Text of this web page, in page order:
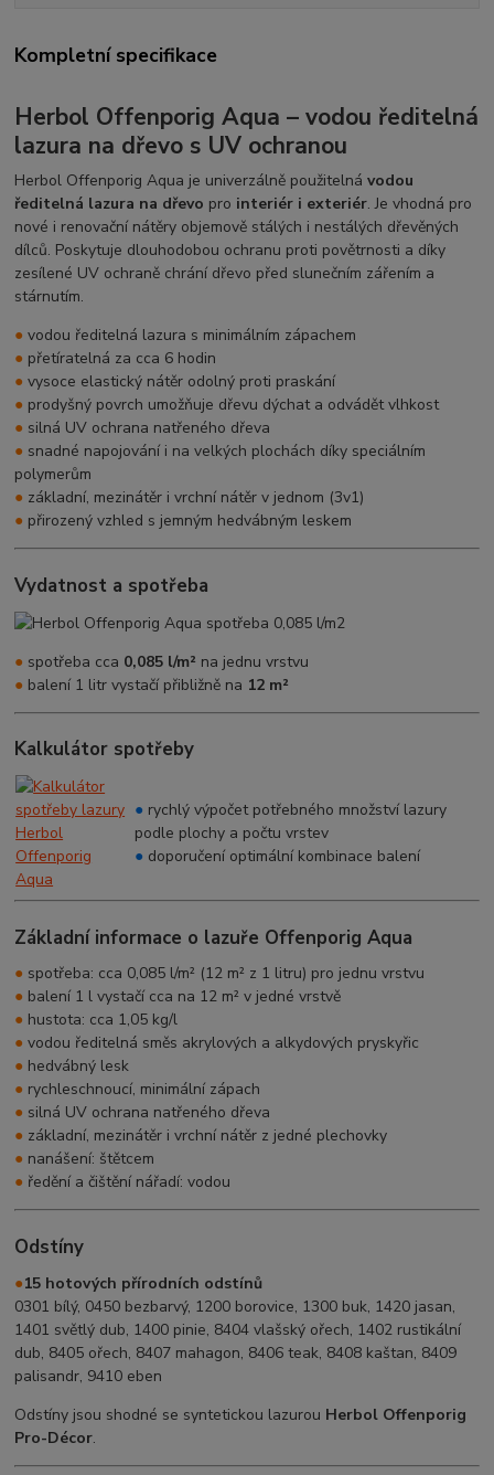
Kompletní specifikace
Herbol Offenporig Aqua – vodou ředitelná
lazura na dřevo s UV ochranou
Herbol Offenporig Aqua je univerzálně použitelnávodou
ředitelná lazura na dřevo pro interiér i exteriér. Je vhodná pro
nové i renovační nátěry objemově stálých i nestálých dřevěných
dílců. Poskytuje dlouhodobou ochranu proti povětrnosti a díky
zesílené UV ochraně chrání dřevo před slunečním zářením a
stárnutím.
● vodou ředitelná lazura s minimálním zápachem
● přetíratelná za cca 6 hodin
● vysoce elastický nátěr odolný proti praskání
● prodyšný povrch umožňuje dřevu dýchat a odvádět vlhkost
● silná UV ochrana natřeného dřeva
● snadné napojování i na velkých plochách díky speciálním
polymerům
● základní, mezinátěr i vrchní nátěr v jednom (3v1)
● přirozený vzhled s jemným hedvábným leskem
Vydatnost a spotřeba
● spotřeba cca 0,085 l/m² na jednu vrstvu
● balení 1 litr vystačí přibližně na 12 m²
Kalkulátor spotřeby
● rychlý výpočet potřebného množství lazury
podle plochy a počtu vrstev
● doporučení optimální kombinace balení
Základní informace o lazuře Offenporig Aqua
● spotřeba: cca 0,085 l/m² (12 m² z 1 litru) pro jednu vrstvu
● balení 1 l vystačí cca na 12 m² v jedné vrstvě
● hustota: cca 1,05 kg/l
● vodou ředitelná směs akrylových a alkydových pryskyřic
● hedvábný lesk
● rychleschnoucí, minimální zápach
● silná UV ochrana natřeného dřeva
● základní, mezinátěr i vrchní nátěr z jedné plechovky
● nanášení: štětcem
● ředění a čištění nářadí: vodou
Odstíny
●15 hotových přírodních odstínů
0301 bílý, 0450 bezbarvý, 1200 borovice, 1300 buk, 1420 jasan,
1401 světlý dub, 1400 pinie, 8404 vlašský ořech, 1402 rustikální
dub, 8405 ořech, 8407 mahagon, 8406 teak, 8408 kaštan, 8409
palisandr, 9410 eben
Odstíny jsou shodné se syntetickou lazurou Herbol Offenporig
Pro-Décor.